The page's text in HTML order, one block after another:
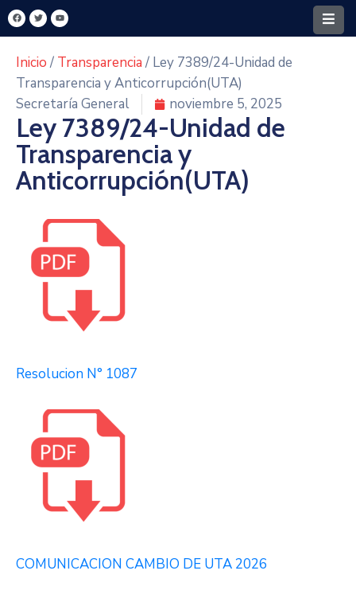
Home
Santa
Rita
Intendencia
Turismo
Inicio/ Transparencia/ Ley 7389/24-Unidad de
Transparencia y Anticorrupción(UTA)
Secretaría General
noviembre 5, 2025
Ley 7389/24-Unidad de
Transparencia y
Anticorrupción(UTA)
Resolucion N° 1087
COMUNICACION CAMBIO DE UTA 2026